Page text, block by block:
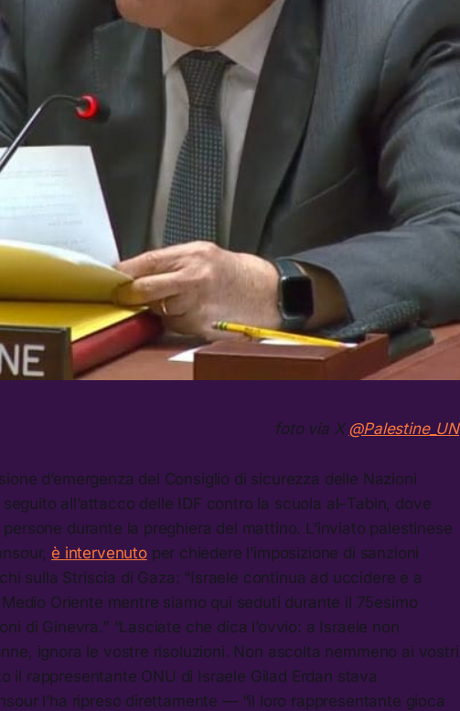
foto via X @Palestine_UN
d’emergenza del Consiglio di sicurezza delle Nazioni
all’attacco delle IDF contro la scuola al–Tabin, dove
durante la preghiera del mattino. L’inviato palestinese
è intervenutoper chiedere l’imposizione di sanzioni
sulla Striscia di Gaza: “Israele continua ad uccidere e a
Oriente mentre siamo qui seduti durante il 75esimo
di Ginevra.” “Lasciate che dica l’ovvio: a Israele non
ignora le vostre risoluzioni. Non ascolta nemmeno ai vostri
il rappresentante ONU di Israele Gilad Erdan stava
l’ha ripreso direttamente — “il loro rappresentante gioca